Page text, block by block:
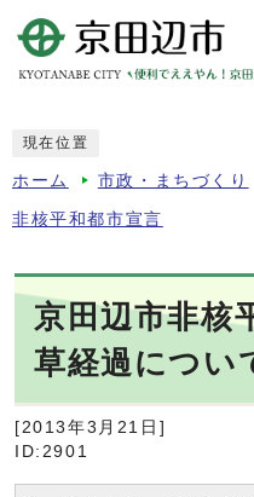
現在位置
ホーム 市政・まちづくり
非核平和都市宣言
京田辺市非核
草経過につい
[2013年3月21日]
ID:2901